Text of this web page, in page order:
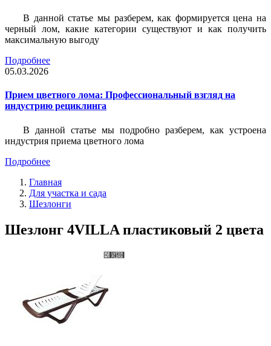
В данной статье мы разберем, как формируется цена на
черный лом, какие категории существуют и как получить
максимальную выгоду
Подробнее
05.03.2026
Прием цветного лома: Профессиональный взгляд на
индустрию рециклинга
В данной статье мы подробно разберем, как устроена
индустрия приема цветного лома
Подробнее
Главная
Для участка и сада
Шезлонги
Шезлонг 4VILLA пластиковый 2 цвета